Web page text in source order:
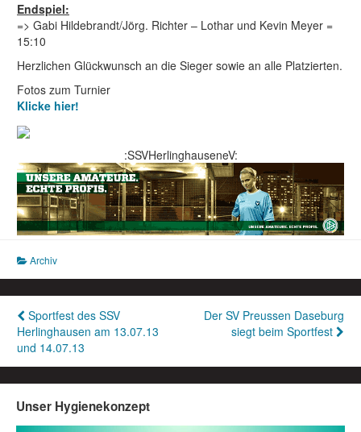
Endspiel:
=> Gabi Hildebrandt/Jörg. Richter – Lothar und Kevin Meyer =
15:10
Herzlichen Glückwunsch an die Sieger sowie an alle Platzierten.
Fotos zum Turnier
Klicke hier!
:SSVHerlinghauseneV:
Archiv
Beitragsnavigation
Sportfest des SSV
Herlinghausen am 13.07.13
und 14.07.13
Der SV Preussen Daseburg
siegt beim Sportfest
Unser Hygienekonzept